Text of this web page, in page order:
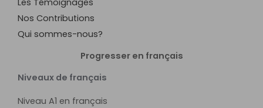
Les Témoignages
Nos Contributions
Qui sommes-nous?
Progresser en français
Niveaux de français
Niveau A1 en français